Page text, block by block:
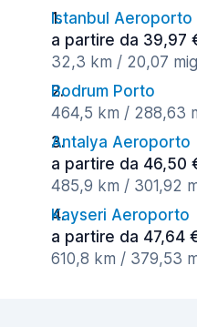
Istanbul Aeroporto
a partire da 39,97
32,3 km / 20,07
Bodrum Porto
464,5 km / 288,63
Antalya Aeroporto
a partire da 46,50
485,9 km / 301,92
Kayseri Aeroporto
a partire da 47,64
610,8 km / 379,53